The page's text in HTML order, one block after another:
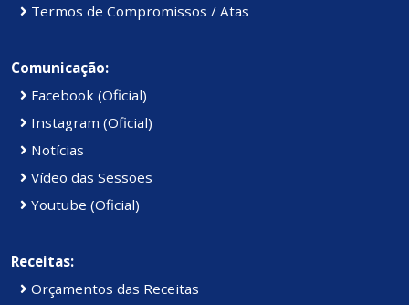
Termos de Compromissos / Atas
Comunicação:
Facebook (Oficial)
Instagram (Oficial)
Notícias
Vídeo das Sessões
Youtube (Oficial)
Receitas:
Orçamentos das Receitas